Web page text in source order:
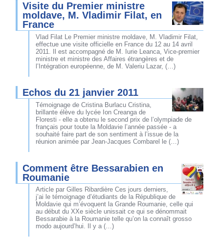
Visite du Premier ministre
moldave, M. Vladimir Filat, en
France
Vlad Filat Le Premier ministre moldave, M. Vladimir Filat,
effectue une visite officielle en France du 12 au 14 avril
2011. Il est accompagné de M. Iurie Leanca, Vice-premier
ministre et ministre des Affaires étrangères et de
l’Intégration européenne, de M. Valeriu Lazar, (…)
Echos du 21 janvier 2011
Témoignage de Cristina Burlacu Cristina,
brillante élève du lycée Ion Creanga de
Floresti - elle a obtenu le second prix de l’olympiade de
français pour toute la Moldavie l’année passée - a
souhaité faire part de son sentiment à l’issue de la
réunion animée par Jean-Jacques Combarel le (…)
Comment être Bessarabien en
Roumanie
Article par Gilles Ribardière Ces jours derniers,
j’ai le témoignage d’étudiants de la République de
Moldavie qui m’évoquent la Grande Roumanie, celle qui
au début du XXe siècle unissait ce qui se dénommait
Bessarabie à la Roumanie telle qu’on la connaît grosso
modo aujourd’hui. Il y a (…)